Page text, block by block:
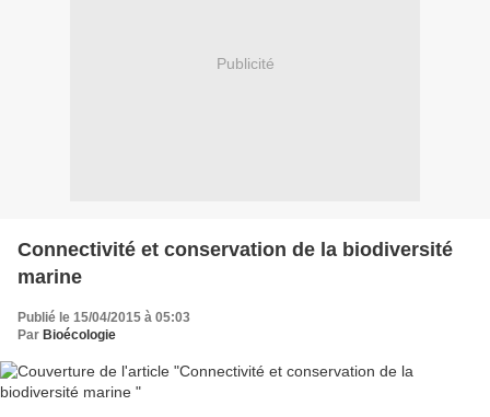
Publicité
Connectivité et conservation de la biodiversité
marine
Publié le 15/04/2015 à 05:03
Par Bioécologie